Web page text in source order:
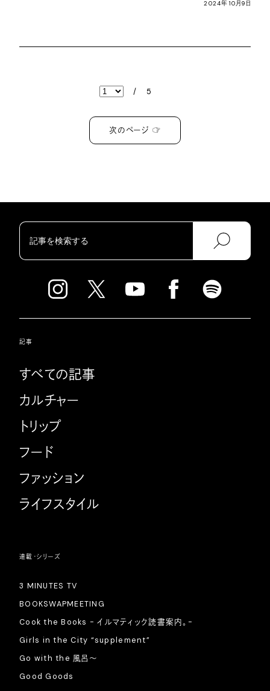
2024年10月9日
/ 5
次のページ ☞
記事
すべての記事
カルチャー
トリップ
フード
ファッション
ライフスタイル
連載・シリーズ
3 MINUTES TV
BOOKSWAPMEETING
Cook the Books - イルマティック読書案内。-
Girls in the City “supplement”
Go with the 風呂〜
Good Goods